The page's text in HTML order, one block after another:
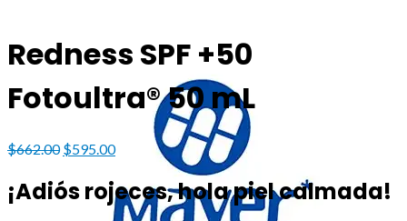
Redness SPF +50
Fotoultra® 50 mL
$662.00 Original
was:
$662.00.
$595.00Current
is:
$595.00.
¡Adiós rojeces, hola piel calmada!